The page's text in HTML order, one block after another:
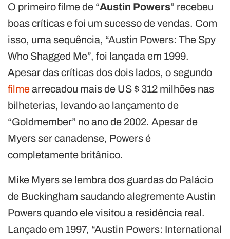
O primeiro filme de “Austin Powers” recebeu
boas críticas e foi um sucesso de vendas. Com
isso, uma sequência, “Austin Powers: The Spy
Who Shagged Me”, foi lançada em 1999.
Apesar das críticas dos dois lados, o segundo
filmearrecadou mais de US $ 312 milhões nas
bilheterias, levando ao lançamento de
“Goldmember” no ano de 2002. Apesar de
Myers ser canadense, Powers é
completamente britânico.
Mike Myers se lembra dos guardas do Palácio
de Buckingham saudando alegremente Austin
Powers quando ele visitou a residência real.
Lançado em 1997, “Austin Powers: International